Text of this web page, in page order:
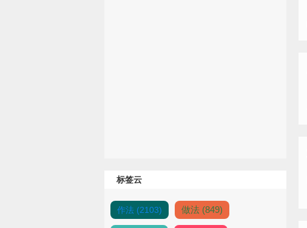
标签云
作法 (2103) 做法 (849)